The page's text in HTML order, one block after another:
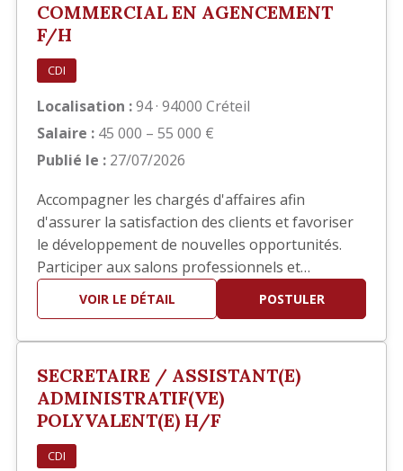
médica…
COMMERCIAL EN AGENCEMENT
F/H
CDI
Localisation :94 · 94000 Créteil
Salaire : 45 000 – 55 000 €
Publié le : 27/07/2026
Accompagner les chargés d'affaires afin
d'assurer la satisfaction des clients et favoriser
le développement de nouvelles opportunités.
Participer aux salons professionnels et
développer votre réseau. Piloter les réponses
aux appels d'offres en collaboration avec les
Identifier de nouve…
VOIR LE DÉTAIL POSTULER
SECRETAIRE / ASSISTANT(E)
ADMINISTRATIF(VE)
POLYVALENT(E) H/F
CDI